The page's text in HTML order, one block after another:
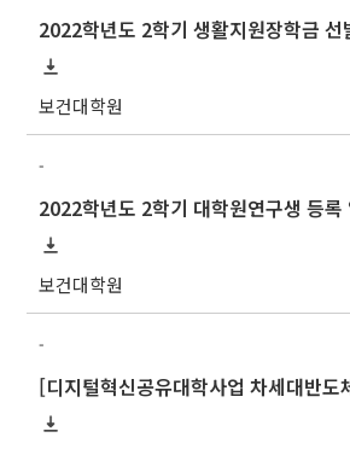
2022학년도 2학기 생활지원장학금 선
보건대학원
-
보건대학원
-